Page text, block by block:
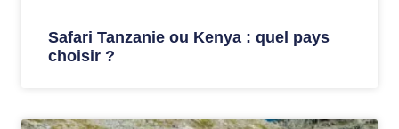
Safari Tanzanie ou Kenya : quel pays
choisir ?